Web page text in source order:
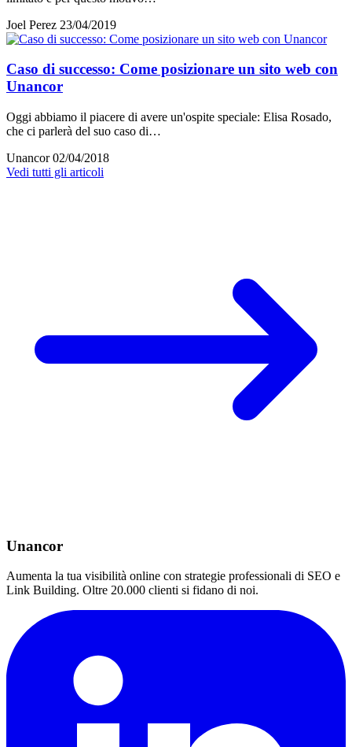
Joel Perez 23/04/2019
Caso di successo: Come posizionare un sito web con
Unancor
Oggi abbiamo il piacere di avere un'ospite speciale: Elisa Rosado,
che ci parlerà del suo caso di…
Unancor 02/04/2018
Vedi tutti gli articoli
Unancor
Aumenta la tua visibilità online con strategie professionali di SEO e
Link Building. Oltre 20.000 clienti si fidano di noi.